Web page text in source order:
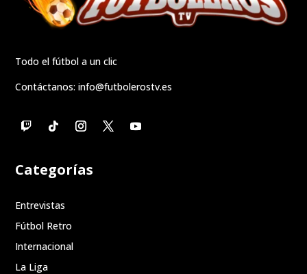
Todo el fútbol a un clic
Contáctanos:info@futbolerostv.es
Categorías
Entrevistas
Fútbol Retro
Internacional
La Liga